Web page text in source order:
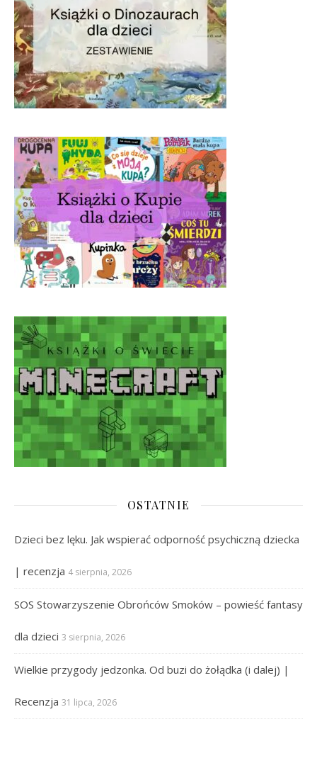
OSTATNIE
Dzieci bez lęku. Jak wspierać odporność psychiczną dziecka
| recenzja 4 sierpnia, 2026
SOS Stowarzyszenie Obrońców Smoków – powieść fantasy
dla dzieci 3 sierpnia, 2026
Wielkie przygody jedzonka. Od buzi do żołądka (i dalej) |
Recenzja 31 lipca, 2026